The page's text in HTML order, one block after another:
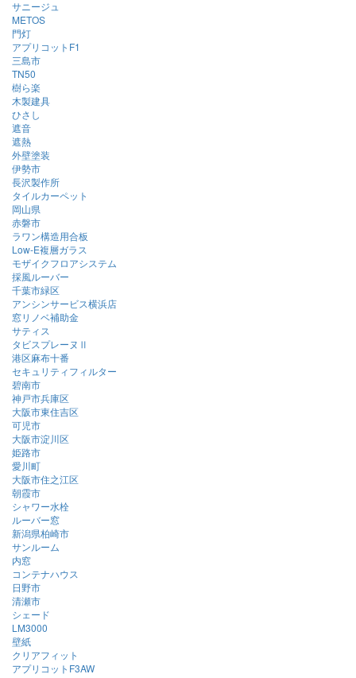
サニージュ
METOS
門灯
アプリコットF1
三島市
TN50
樹ら楽
木製建具
ひさし
遮音
遮熱
外壁塗装
伊勢市
長沢製作所
タイルカーペット
岡山県
赤磐市
ラワン構造用合板
Low-E複層ガラス
モザイクフロアシステム
採風ルーバー
千葉市緑区
アンシンサービス横浜店
窓リノベ補助金
サティス
タビスプレーヌⅡ
港区麻布十番
セキュリティフィルター
碧南市
神戸市兵庫区
大阪市東住吉区
可児市
大阪市淀川区
姫路市
愛川町
大阪市住之江区
朝霞市
シャワー水栓
ルーバー窓
新潟県柏崎市
サンルーム
内窓
コンテナハウス
日野市
清瀬市
シェード
LM3000
壁紙
クリアフィット
アプリコットF3AW